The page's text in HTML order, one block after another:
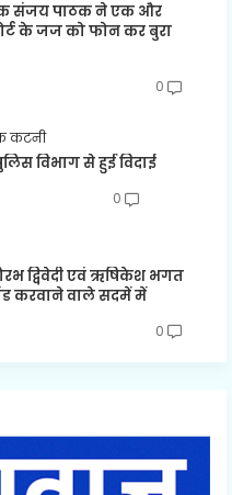
संजय पाठक ने एक और
के जज को फोन कर बुरा
0
कटनी
विभाग से हुई विदाई
0
द्विवेदी एवं ऋषिकेश भगत
करवाने वाले सदमें में
0